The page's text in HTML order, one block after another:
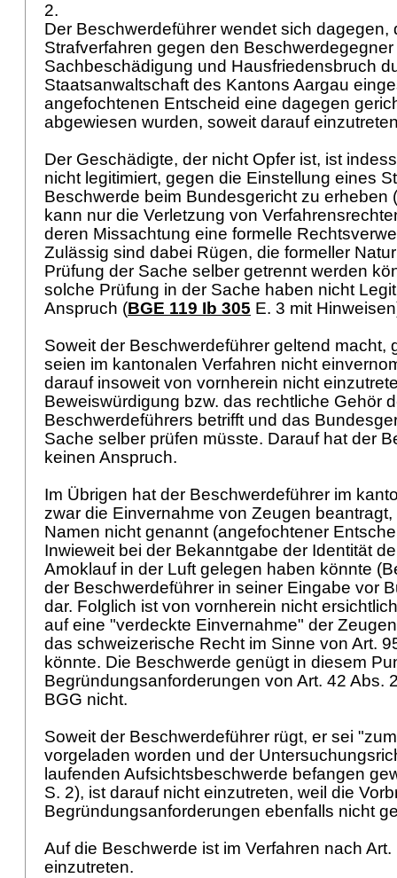
2.
Der Beschwerdeführer wendet sich dagegen,
Strafverfahren gegen den
Sachbeschädigung und Hausfriedensbruch
Staatsanwaltschaft des Kantons Aargau
angefochtenen Entscheid eine dagegen
abgewiesen wurden, soweit darauf
Der Geschädigte, der nicht Opfer ist, ist
nicht legitimiert, gegen die Einstellung eines
Beschwerde beim Bundesgericht zu erheben (
kann nur die Verletzung von
deren Missachtung eine formelle
Zulässig sind dabei Rügen, die formeller
Prüfung der Sache selber getrennt werden
solche Prüfung in der Sache haben nicht
Anspruch (BGE 119 Ib 305 E. 3 mit
Soweit der Beschwerdeführer geltend macht,
seien im kantonalen Verfahren nicht
darauf insoweit von vornherein nicht
Beweiswürdigung bzw. das rechtliche Gehör
Beschwerdeführers betrifft und das
Sache selber prüfen müsste. Darauf hat der
keinen Anspruch.
Im Übrigen hat der Beschwerdeführer im
zwar die Einvernahme von Zeugen
Namen nicht genannt (angefochtener
Inwieweit bei der Bekanntgabe der Identität
Amoklauf in der Luft gelegen haben könnte
der Beschwerdeführer in seiner Eingabe vor
dar. Folglich ist von vornherein nicht
auf eine "verdeckte Einvernahme" der
das schweizerische Recht im Sinne von Art.
könnte. Die Beschwerde genügt in diesem
Begründungsanforderungen von Art. 42 Abs.
BGG nicht.
Soweit der Beschwerdeführer rügt, er sei
vorgeladen worden und der
laufenden Aufsichtsbeschwerde befangen
S. 2), ist darauf nicht einzutreten, weil die
Begründungsanforderungen ebenfalls nicht
Auf die Beschwerde ist im Verfahren nach Art.
einzutreten.